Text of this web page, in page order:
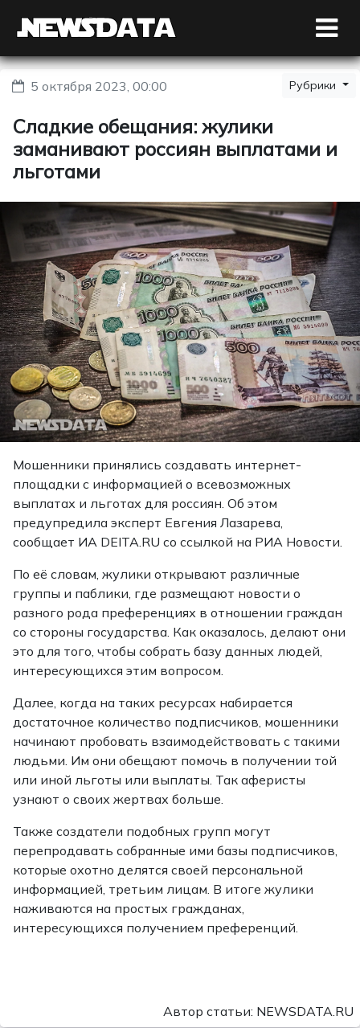
5 октября 2023, 00:00 Рубрики
Сладкие обещания: жулики
заманивают россиян выплатами и
льготами
Мошенники принялись создавать интернет-
площадки с информацией о всевозможных
выплатах и льготах для россиян. Об этом
предупредила эксперт Евгения Лазарева,
сообщает ИА DEITA.RU со ссылкой на РИА Новости.
По её словам, жулики открывают различные
группы и паблики, где размещают новости о
разного рода преференциях в отношении граждан
со стороны государства. Как оказалось, делают они
это для того, чтобы собрать базу данных людей,
интересующихся этим вопросом.
Далее, когда на таких ресурсах набирается
достаточное количество подписчиков, мошенники
начинают пробовать взаимодействовать с такими
людьми. Им они обещают помочь в получении той
или иной льготы или выплаты. Так аферисты
узнают о своих жертвах больше.
Также создатели подобных групп могут
перепродавать собранные ими базы подписчиков,
которые охотно делятся своей персональной
информацией, третьим лицам. В итоге жулики
наживаются на простых гражданах,
интересующихся получением преференций.
Автор статьи: NEWSDATA.RU